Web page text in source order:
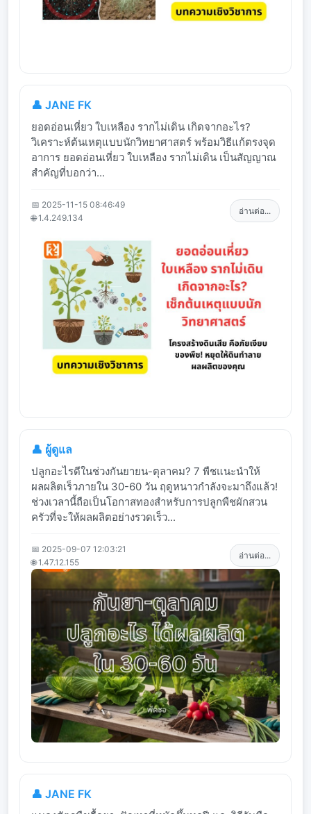
👤 JANE FK
ยอดอ่อนเหี่ยว ใบเหลือง รากไม่เดิน เกิดจากอะไร?
วิเคราะห์ต้นเหตุแบบนักวิทยาศาสตร์ พร้อมวิธีแก้ตรงจุด
อาการ ยอดอ่อนเหี่ยว ใบเหลือง รากไม่เดิน เป็นสัญญาณ
สำคัญที่บอกว่า...
📅 2025-11-15 08:46:49
🌐 1.4.249.134
อ่านต่อ...
👤 ผู้ดูแล
ปลูกอะไรดีในช่วงกันยายน-ตุลาคม? 7 พืชแนะนำให้
ผลผลิตเร็วภายใน 30-60 วัน ฤดูหนาวกำลังจะมาถึงแล้ว!
ช่วงเวลานี้ถือเป็นโอกาสทองสำหรับการปลูกพืชผักสวน
ครัวที่จะให้ผลผลิตอย่างรวดเร็ว...
📅 2025-09-07 12:03:21
🌐 1.47.12.155
อ่านต่อ...
👤 JANE FK